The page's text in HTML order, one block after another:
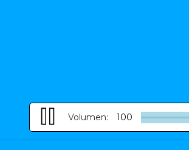
Volumen: 100